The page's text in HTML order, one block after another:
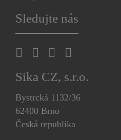
Sledujte nás
Sika CZ, s.r.o.
Bystrcká 1132/36
62400 Brno
Česká republika